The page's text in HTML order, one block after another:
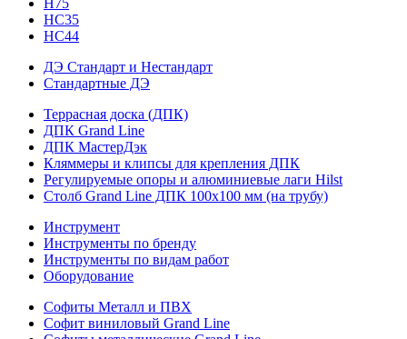
H75
HС35
НС44
ДЭ Стандарт и Нестандарт
Стандартные ДЭ
Террасная доска (ДПК)
ДПК Grand Line
ДПК МастерДэк
Кляммеры и клипсы для крепления ДПК
Регулируемые опоры и алюминиевые лаги Hilst
Столб Grand Line ДПК 100х100 мм (на трубу)
Инструмент
Инструменты по бренду
Инструменты по видам работ
Оборудование
Софиты Металл и ПВХ
Софит виниловый Grand Line